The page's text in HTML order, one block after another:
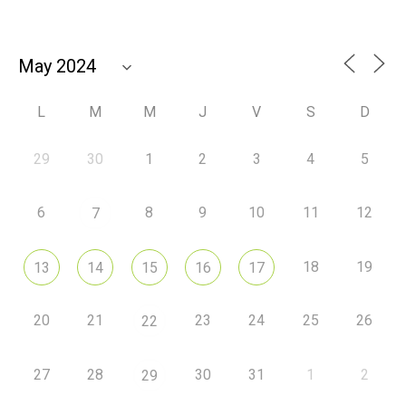
L M M J V S D
29 30 1 2 3 4 5
6 7 8 9 10 11 12
13 14 15 16 17 18 19
20 21 22 23 24 25 26
27 28 29 30 31 1 2